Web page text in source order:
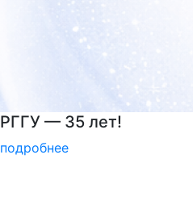
Центр карьеры
подробнее